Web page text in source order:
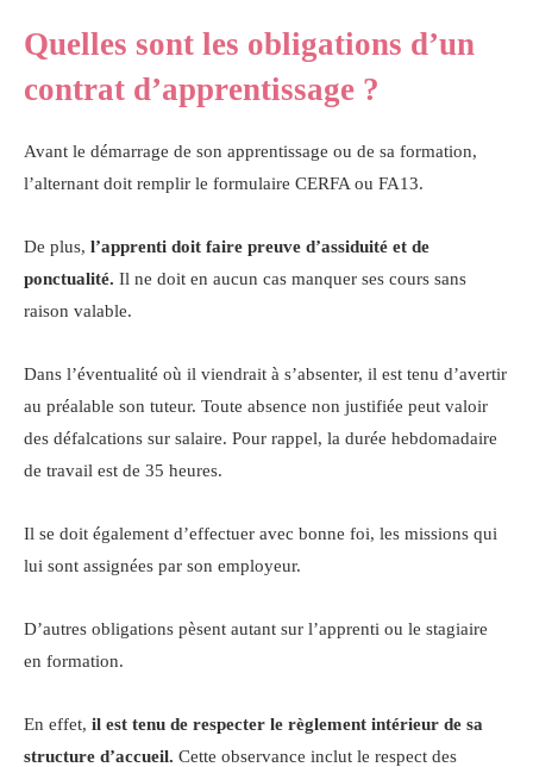
Quelles sont les obligations d’un
contrat d’apprentissage ?
Avant le démarrage de son apprentissage ou de sa formation,
l’alternant doit remplir le formulaire CERFA ou FA13.
De plus, l’apprenti doit faire preuve d’assiduité et de
ponctualité. Il ne doit en aucun cas manquer ses cours sans
raison valable.
Dans l’éventualité où il viendrait à s’absenter, il est tenu d’avertir
au préalable son tuteur. Toute absence non justifiée peut valoir
des défalcations sur salaire. Pour rappel, la durée hebdomadaire
de travail est de 35 heures.
Il se doit également d’effectuer avec bonne foi, les missions qui
lui sont assignées par son employeur.
D’autres obligations pèsent autant sur l’apprenti ou le stagiaire
en formation.
En effet, il est tenu de respecter le règlement intérieur de sa
structure d’accueil. Cette observance inclut le respect des